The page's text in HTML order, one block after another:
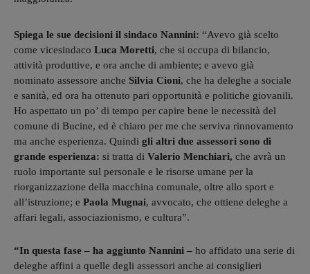
Spiega le sue decisioni il sindaco Nannini: “Avevo già scelto
come vicesindaco Luca Moretti, che si occupa di bilancio,
attività produttive, e ora anche di ambiente; e avevo già
nominato assessore anche Silvia Cioni, che ha deleghe a sociale
e sanità, ed ora ha ottenuto pari opportunità e politiche giovanili.
Ho aspettato un po’ di tempo per capire bene le necessità del
comune di Bucine, ed è chiaro per me che serviva rinnovamento
ma anche esperienza. Quindi gli altri due assessori sono di
grande esperienza: si tratta di Valerio Menchiari, che avrà un
ruolo importante sul personale e le risorse umane per la
riorganizzazione della macchina comunale, oltre allo sport e
all’istruzione; e Paola Mugnai, avvocato, che ottiene deleghe a
affari legali, associazionismo, e cultura”.
“In questa fase – ha aggiunto Nannini – ho affidato una serie di
deleghe affini a quelle degli assessori anche ai consiglieri